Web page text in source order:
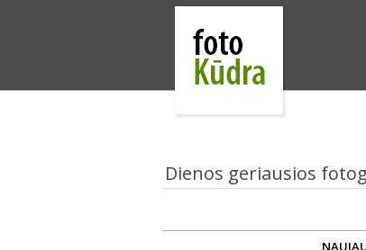
Dienos geriausios